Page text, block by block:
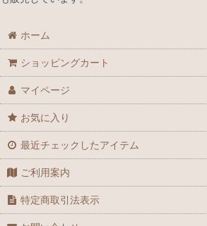
ホーム
ショッピングカート
マイページ
お気に入り
最近チェックしたアイテム
ご利用案内
特定商取引法表示